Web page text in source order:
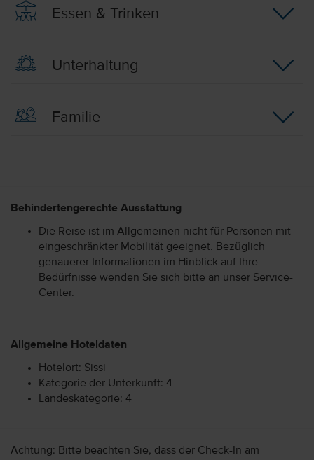
Essen & Trinken
Unterhaltung
Familie
Behindertengerechte Ausstattung
Die Reise ist im Allgemeinen nicht für Personen mit
eingeschränkter Mobilität geeignet. Bezüglich
genauerer Informationen im Hinblick auf Ihre
Bedürfnisse wenden Sie sich bitte an unser Service-
Center.
Allgemeine Hoteldaten
Hotelort: Sissi
Kategorie der Unterkunft: 4
Landeskategorie: 4
Achtung: Bitte beachten Sie, dass der Check-In am